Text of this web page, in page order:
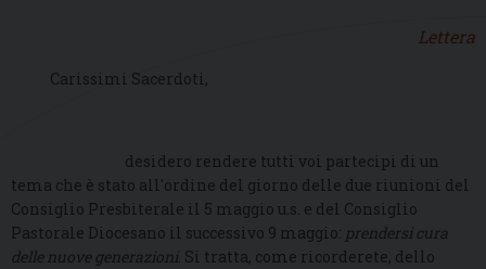
Lettera
Carissimi Sacerdoti,
desidero rendere tutti voi partecipi di un
tema che è stato all'ordine del giorno delle due riunioni del
Consiglio Presbiterale il 5 maggio u.s. e del Consiglio
Pastorale Diocesano il successivo 9 maggio: prendersi cura
delle nuove generazioni. Si tratta, come ricorderete, dello